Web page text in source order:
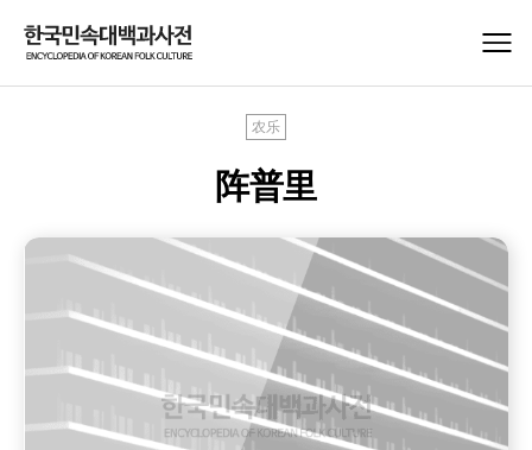
农乐
阵普里